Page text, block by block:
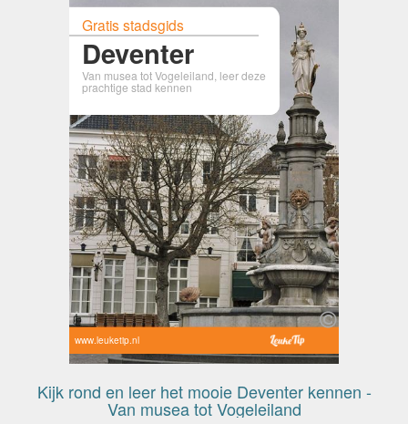
Gratis stadsgids
Deventer
Van musea tot Vogeleiland, leer deze
prachtige stad kennen
www.leuketip.nl
Kijk rond en leer het mooie Deventer kennen -
Van musea tot Vogeleiland